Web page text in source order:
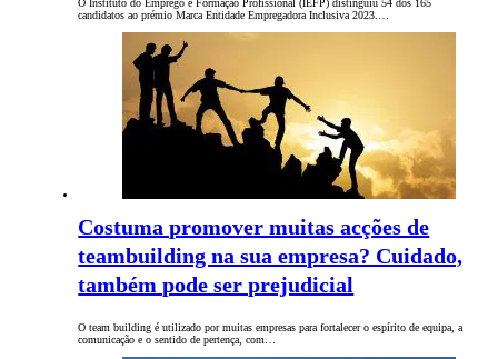
O Instituto do Emprego e Formação Profissional (IEFP) distinguiu 54 dos 165
candidatos ao prémio Marca Entidade Empregadora Inclusiva 2023.…
Costuma promover muitas acções de
teambuilding na sua empresa? Cuidado,
também pode ser prejudicial
O team building é utilizado por muitas empresas para fortalecer o espírito de equipa, a
comunicação e o sentido de pertença, com…